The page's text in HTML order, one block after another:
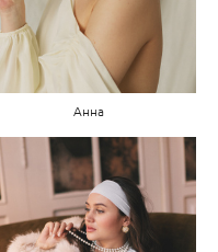
Анна